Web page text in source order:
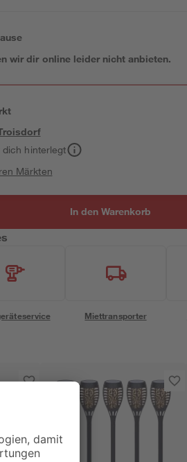
wir dir online leider nicht anbieten.
dich hinterlegt
Märkten
In den Warenkorb
Miettransporter